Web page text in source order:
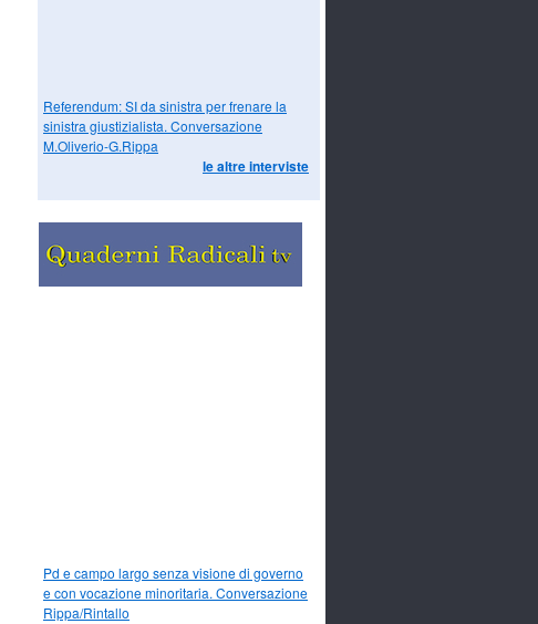
Referendum: SI da sinistra per frenare la
sinistra giustizialista. Conversazione
M.Oliverio-G.Rippa
le altre interviste
Pd e campo largo senza visione di governo
e con vocazione minoritaria. Conversazione
Rippa/Rintallo